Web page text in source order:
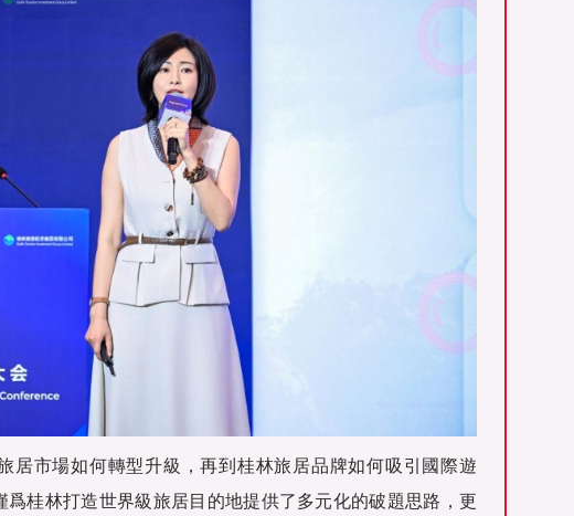
居市場如何轉型升級，再到桂林旅居品牌如何吸引國際遊
桂林打造世界級旅居目的地提供了多元化的破題思路，更